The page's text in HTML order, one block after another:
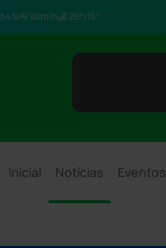
54% 6km/h 26°/15°
Inicial Notícias Eventos